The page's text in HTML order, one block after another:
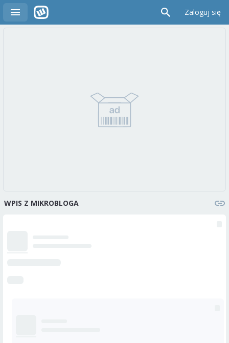
Zaloguj się
WPIS Z MIKROBLOGA